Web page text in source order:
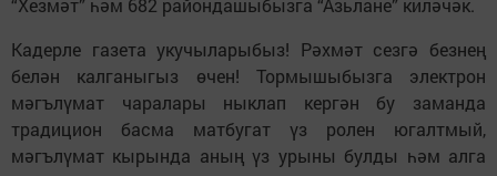
“Хезмәт” һәм 682 райондашыбызга “Азьлане” киләчәк.
Кадерле газета укучыларыбыз! Рәхмәт сезгә безнең
белән калганыгыз өчен! Тормышыбызга электрон
мәгълүмат чаралары ныклап кергән бу заманда
традицион басма матбугат үз ролен югалтмый,
мәгълүмат кырында аның үз урыны булды һәм алга